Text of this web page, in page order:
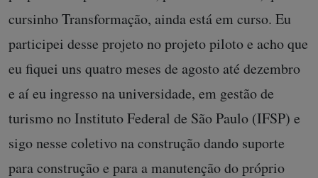
cursinho Transformação, ainda está em curso. Eu
participei desse projeto no projeto piloto e acho que
eu fiquei uns quatro meses de agosto até dezembro
e aí eu ingresso na universidade, em gestão de
turismo no Instituto Federal de São Paulo (IFSP) e
sigo nesse coletivo na construção dando suporte
para construção e para a manutenção do próprio